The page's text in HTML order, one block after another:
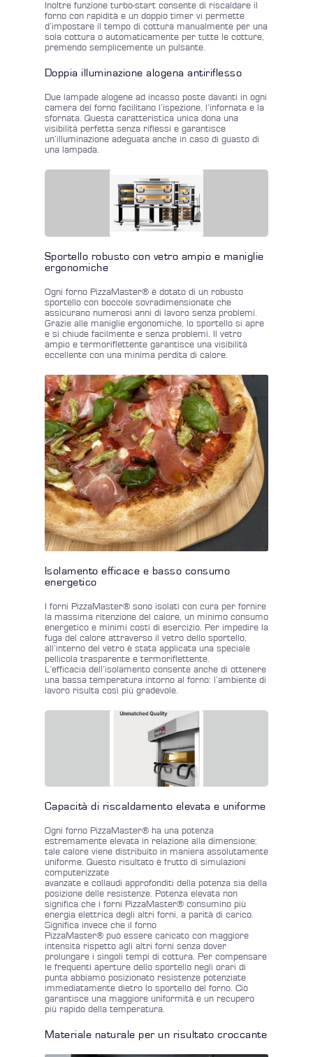
Inoltre funzione turbo-start consente di riscaldare il
forno con rapidità e un doppio timer vi permette
d’impostare il tempo di cottura manualmente per una
sola cottura o automaticamente per tutte le cotture,
premendo semplicemente un pulsante.
Doppia illuminazione alogena antiriflesso
Due lampade alogene ad incasso poste davanti in ogni
camera del forno facilitano l’ispezione, l’infornata e la
sfornata. Questa caratteristica unica dona una
visibilità perfetta senza riflessi e garantisce
un’illuminazione adeguata anche in caso di guasto di
una lampada.
Sportello robusto con vetro ampio e maniglie
ergonomiche
Ogni forno PizzaMaster® è dotato di un robusto
sportello con boccole sovradimensionate che
assicurano numerosi anni di lavoro senza problemi.
Grazie alle maniglie ergonomiche, lo sportello si apre
e si chiude facilmente e senza problemi. Il vetro
ampio e termoriflettente garantisce una visibilità
eccellente con una minima perdita di calore.
Isolamento efficace e basso consumo
energetico
I forni PizzaMaster® sono isolati con cura per fornire
la massima ritenzione del calore, un minimo consumo
energetico e minimi costi di esercizio. Per impedire la
fuga del calore attraverso il vetro dello sportello,
all’interno del vetro è stata applicata una speciale
pellicola trasparente e termoriflettente.
L’efficacia dell’isolamento consente anche di ottenere
una bassa temperatura intorno al forno: l’ambiente di
lavoro risulta così più gradevole.
Capacità di riscaldamento elevata e uniforme
Ogni forno PizzaMaster® ha una potenza
estremamente elevata in relazione alla dimensione;
tale calore viene distribuito in maniera assolutamente
uniforme. Questo risultato è frutto di simulazioni
computerizzate
avanzate e collaudi approfonditi della potenza sia della
posizione delle resistenze. Potenza elevata non
significa che i forni PizzaMaster® consumino più
energia elettrica degli altri forni, a parità di carico.
Significa invece che il forno
PizzaMaster® può essere caricato con maggiore
intensità rispetto agli altri forni senza dover
prolungare i singoli tempi di cottura. Per compensare
le frequenti aperture dello sportello negli orari di
punta abbiamo posizionato resistenze potenziate
immediatamente dietro lo sportello del forno. Ciò
garantisce una maggiore uniformità e un recupero
più rapido della temperatura.
Materiale naturale per un risultato croccante